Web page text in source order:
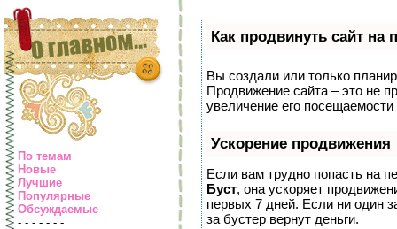
По темам
Новые
Лучшие
Популярные
Обсуждаемые
- - - - - - -
Как продвинуть сайт на
Вы создали или только
Продвижение сайта – это не
увеличение его
Ускорение продвижения
Если вам трудно попасть на
Буст, она ускоряет
первых 7 дней. Если ни один
за бустер вернут деньги.